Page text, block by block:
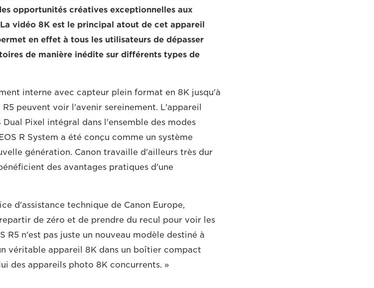
opportunités créatives exceptionnelles aux
vidéo 8K est le principal atout de cet appareil
en effet à tous les utilisateurs de dépasser
de manière inédite sur différents types de
interne avec capteur plein format en 8K jusqu'à
peuvent voir l'avenir sereinement. L'appareil
Pixel intégral dans l'ensemble des modes
R System a été conçu comme un système
génération. Canon travaille d'ailleurs très dur
des avantages pratiques d'une
d'assistance technique de Canon Europe,
de zéro et de prendre du recul pour voir les
R5 n'est pas juste un nouveau modèle destiné à
véritable appareil 8K dans un boîtier compact
des appareils photo 8K concurrents. »